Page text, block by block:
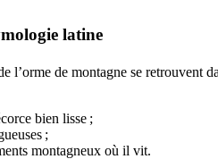
latine
l’orme de montagne se retrouvent
bien lisse ;
;
montagneux où il vit.